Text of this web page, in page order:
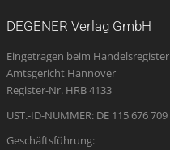
new
window
new
window
new
window
opens
in
new
new
DEGENER Verlag GmbH
Eingetragen beim Handelsregister
Amtsgericht Hannover
Register-Nr. HRB 4133
UST.-ID-NUMMER: DE 115 676 709
Geschäftsführung: